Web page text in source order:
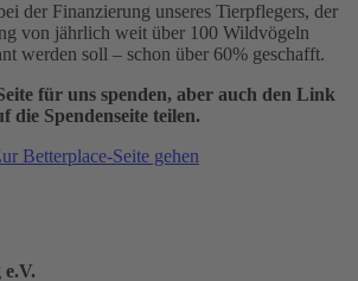
der Finanzierung unseres Tierpflegers, der
von jährlich weit über 100 Wildvögeln
werden soll – schon über 60% geschafft.
für uns spenden, aber auch den Link
die Spendenseite teilen.
Betterplace-Seite gehen